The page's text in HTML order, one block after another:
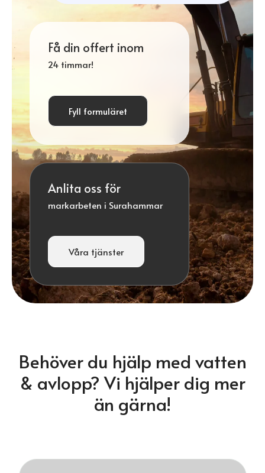
Få din offert inom
24 timmar!
Fyll formuläret
Anlita oss för
markarbeten i Surahammar
Våra tjänster
Behöver du hjälp med vatten
& avlopp? Vi hjälper dig mer
än gärna!